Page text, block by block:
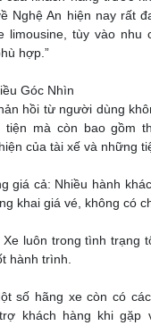
Nghệ An hiện nay rất
limousine, tùy vào nhu
hợp.”
Góc Nhìn
hồi từ người dùng
tiện mà còn bao gồm
của tài xế và những
giá cả: Nhiều hành
khai giá vé, không có
luôn trong tình trạng
hành trình.
số hãng xe còn có
khách hàng khi gặp